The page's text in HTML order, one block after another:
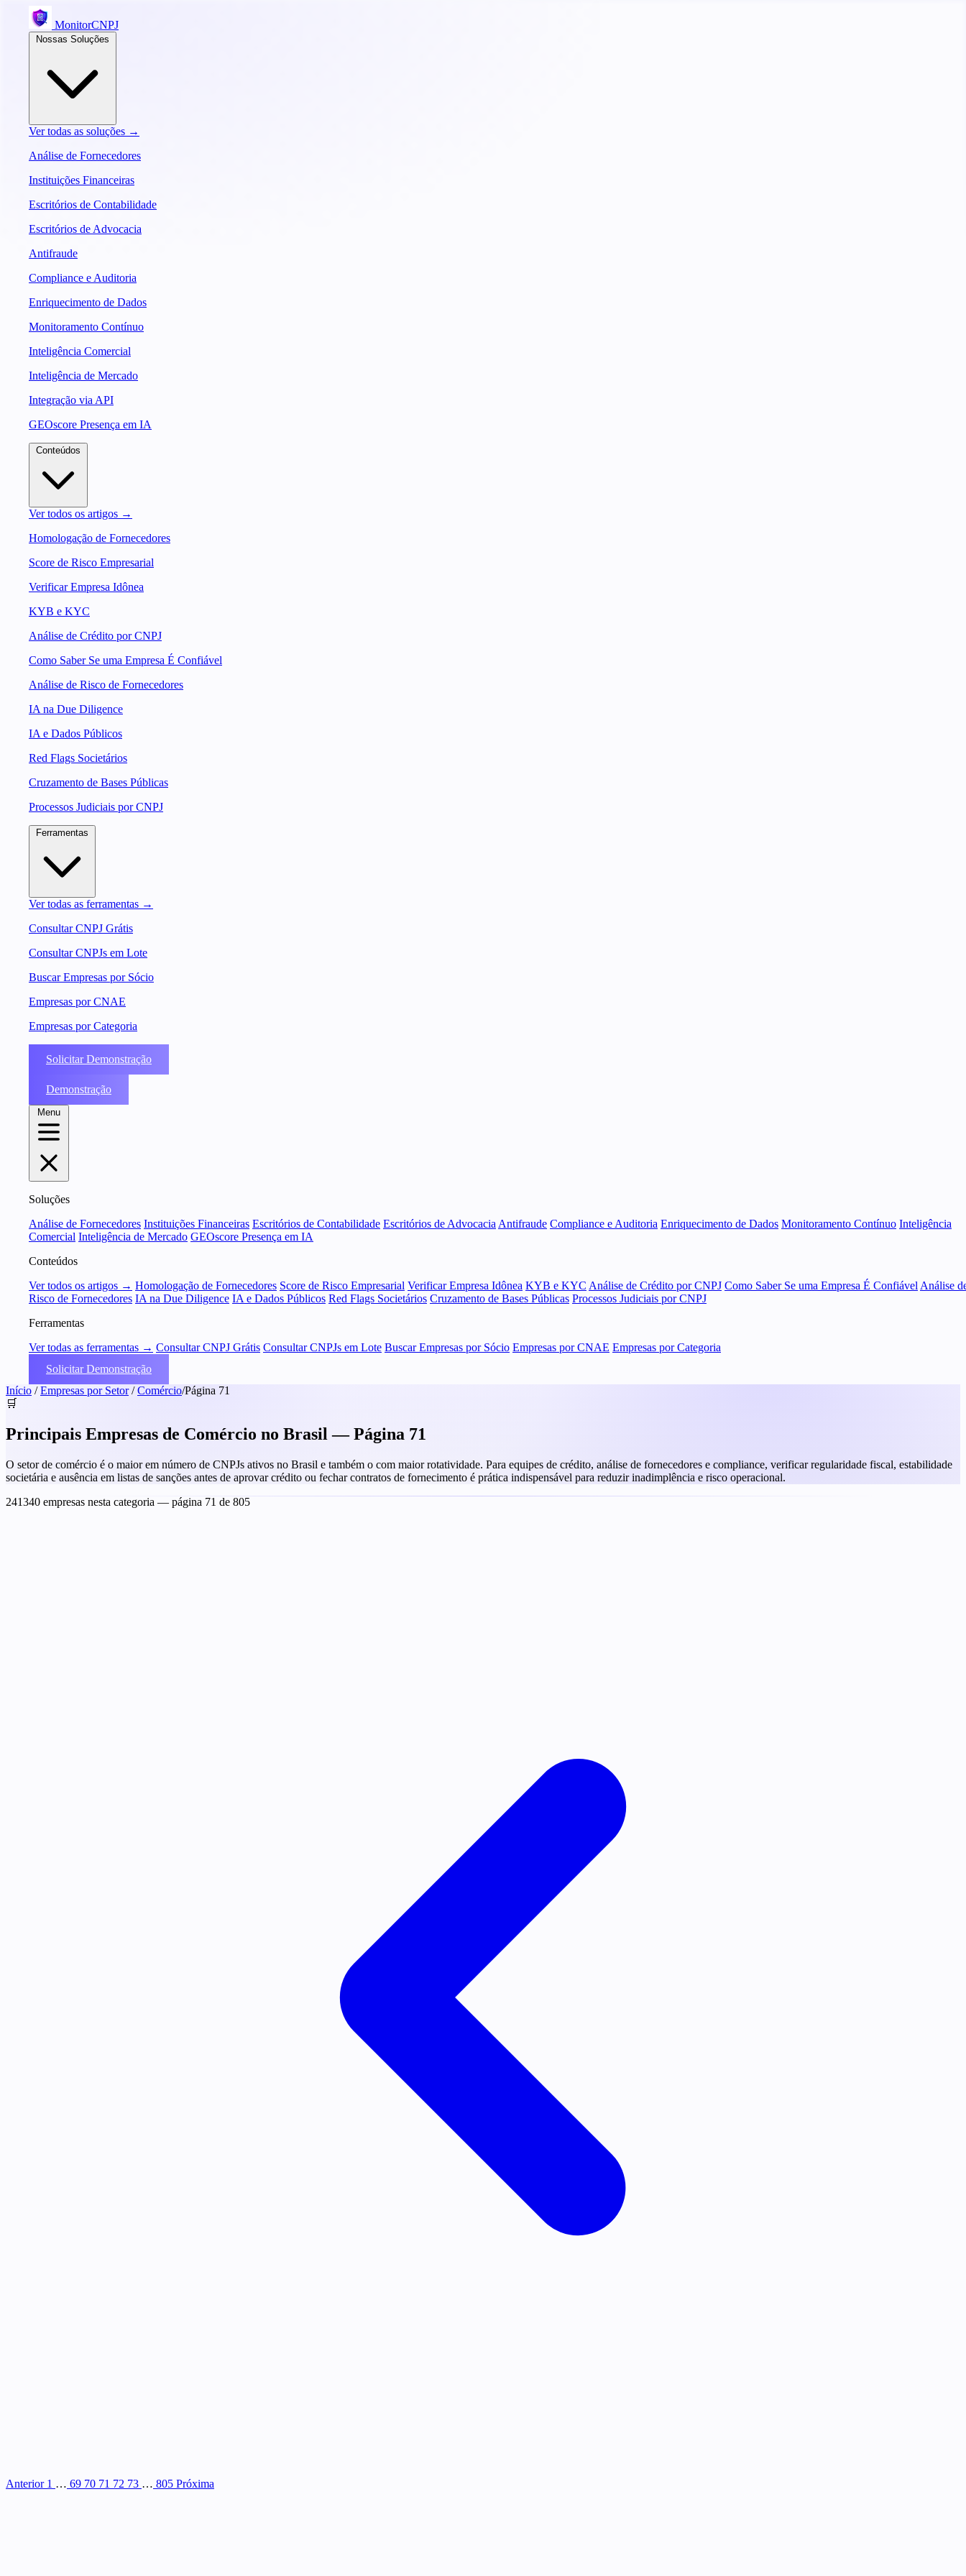
MonitorCNPJ
Ver todas as soluções →
Análise de Fornecedores
Instituições Financeiras
Escritórios de Contabilidade
Escritórios de Advocacia
Antifraude
Compliance e Auditoria
Enriquecimento de Dados
Monitoramento Contínuo
Inteligência Comercial
Inteligência de Mercado
Integração via API
GEOscore Presença em IA
Ver todos os artigos →
Homologação de Fornecedores
Score de Risco Empresarial
Verificar Empresa Idônea
KYB e KYC
Análise de Crédito por CNPJ
Como Saber Se uma Empresa É Confiável
Análise de Risco de Fornecedores
IA na Due Diligence
IA e Dados Públicos
Red Flags Societários
Cruzamento de Bases Públicas
Processos Judiciais por CNPJ
Ver todas as ferramentas →
Consultar CNPJ Grátis
Consultar CNPJs em Lote
Buscar Empresas por Sócio
Empresas por CNAE
Empresas por Categoria
Solicitar Demonstração
Demonstração
Menu
Soluções
Análise de Fornecedores Instituições Financeiras Escritórios de Contabilidade Escritórios de Advocacia Antifraude Compliance e Auditoria Enriquecimento de Dados Monitoramento Contínuo Inteligência
Comercial Inteligência de Mercado GEOscore Presença em IA
Conteúdos
Ver todos os artigos → Homologação de Fornecedores Score de Risco Empresarial Verificar Empresa Idônea KYB e KYC Análise de Crédito por CNPJ Como Saber Se uma Empresa É Confiável Análise
Risco de Fornecedores IA na Due Diligence IA e Dados Públicos Red Flags Societários Cruzamento de Bases Públicas Processos Judiciais por CNPJ
Ferramentas
Ver todas as ferramentas → Consultar CNPJ Grátis Consultar CNPJs em Lote Buscar Empresas por Sócio Empresas por CNAE Empresas por Categoria
Solicitar Demonstração
Início / Empresas por Setor / Comércio/Página 71
🛒
Principais Empresas de Comércio no Brasil — Página 71
O setor de comércio é o maior em número de CNPJs ativos no Brasil e também o com maior rotatividade. Para equipes de crédito, análise de fornecedores e compliance, verificar regularidade fiscal, estabilidade
societária e ausência em listas de sanções antes de aprovar crédito ou fechar contratos de fornecimento é prática indispensável para reduzir inadimplência e risco operacional.
241340 empresas nesta categoria — página 71 de 805
Anterior 1 … 69 70 71 72 73 … 805 Próxima